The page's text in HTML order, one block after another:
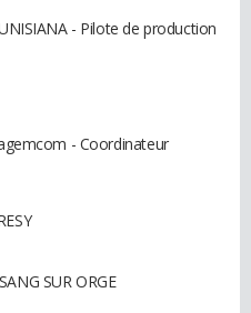
- Pilote de production
- Coordinateur
SUR ORGE